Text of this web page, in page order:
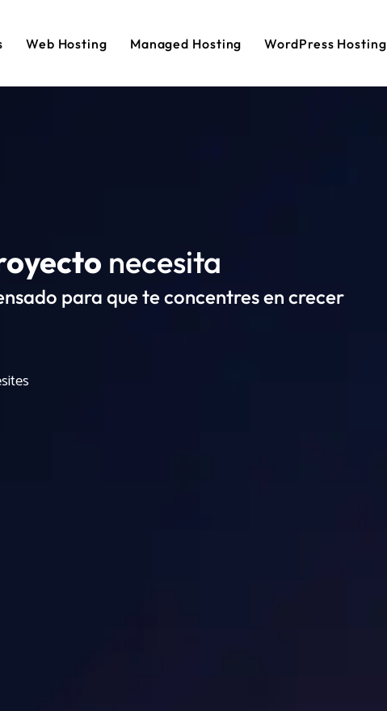
Web Hosting Managed Hosting WordPress Hosting
necesita
para que te concentres en crecer